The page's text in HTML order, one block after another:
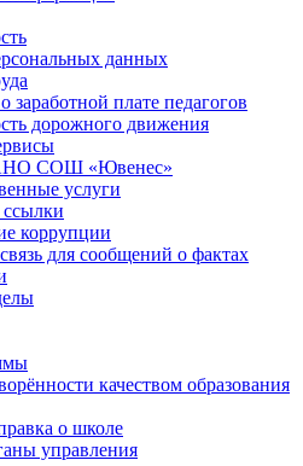
данных
заработной плате педагогов
дорожного движения
СОШ «Ювенес»
услуги
коррупции
для сообщений о фактах
качеством образования
о школе
управления